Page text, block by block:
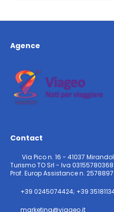
Agence
Contact
Via Pico n. 16 - 41037
Turismo TO Srl - Iva
Prof. Europ Assistance n. 2578897
+39 0245074424; +39
marketing@viageo.it